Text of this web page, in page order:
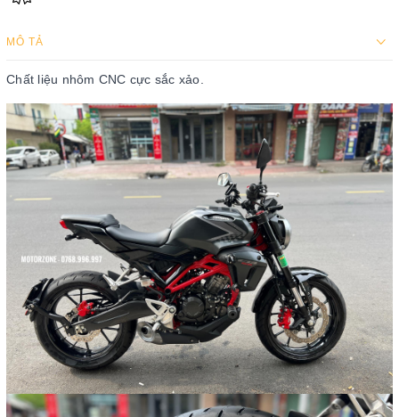
MÔ TẢ
Chất liệu nhôm CNC cực sắc xảo.